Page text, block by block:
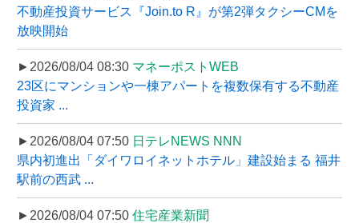
不動産投資サービス『Join.to R』が第2弾タクシーCMを
放映開始
►2026/08/04 08:30 マネーポストWEB
23区にマンションや一棟アパートを複数保有する不動産
投資家 ...
►2026/08/04 07:50 日テレNEWS NNN
県内初進出「ダイワロイネットホテル」建設始まる 福井
駅前の西武 ...
►2026/08/04 07:50 住宅産業新聞